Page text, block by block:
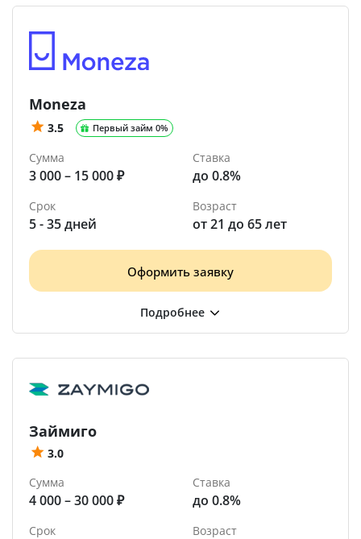
Moneza
3.5 Первый займ 0%
Сумма
3 000 – 15 000 ₽
Ставка
до 0.8%
Срок
5 - 35 дней
Возраст
от 21 до 65 лет
Оформить заявку
Займиго
3.0
Сумма
4 000 – 30 000 ₽
Ставка
до 0.8%
Срок Возраст